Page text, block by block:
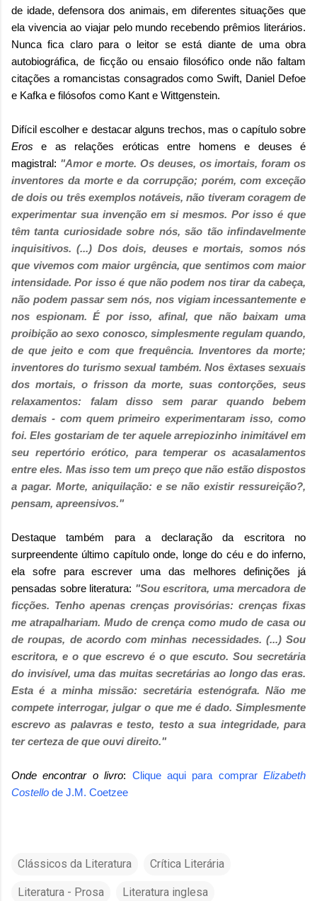
de idade, defensora dos animais, em diferentes situações que
ela vivencia ao viajar pelo mundo recebendo prêmios literários.
Nunca fica claro para o leitor se está diante de uma obra
autobiográfica, de ficção ou ensaio filosófico onde não faltam
citações a romancistas consagrados como Swift, Daniel Defoe
e Kafka e filósofos como Kant e Wittgenstein.
Difícil escolher e destacar alguns trechos, mas o capítulo sobre
Eros e as relações eróticas entre homens e deuses é
magistral: "Amor e morte. Os deuses, os imortais, foram os
inventores da morte e da corrupção; porém, com exceção
de dois ou três exemplos notáveis, não tiveram coragem de
experimentar sua invenção em si mesmos. Por isso é que
têm tanta curiosidade sobre nós, são tão infindavelmente
inquisitivos. (...) Dos dois, deuses e mortais, somos nós
que vivemos com maior urgência, que sentimos com maior
intensidade. Por isso é que não podem nos tirar da cabeça,
não podem passar sem nós, nos vigiam incessantemente e
nos espionam. É por isso, afinal, que não baixam uma
proibição ao sexo conosco, simplesmente regulam quando,
de que jeito e com que frequência. Inventores da morte;
inventores do turismo sexual também. Nos êxtases sexuais
dos mortais, o frisson da morte, suas contorções, seus
relaxamentos: falam disso sem parar quando bebem
demais - com quem primeiro experimentaram isso, como
foi. Eles gostariam de ter aquele arrepiozinho inimitável em
seu repertório erótico, para temperar os acasalamentos
entre eles. Mas isso tem um preço que não estão dispostos
a pagar. Morte, aniquilação: e se não existir ressureição?,
pensam, apreensivos."
Destaque também para a declaração da escritora no
surpreendente último capítulo onde, longe do céu e do inferno,
ela sofre para escrever uma das melhores definições já
pensadas sobre literatura: "Sou escritora, uma mercadora de
ficções. Tenho apenas crenças provisórias: crenças fixas
me atrapalhariam. Mudo de crença como mudo de casa ou
de roupas, de acordo com minhas necessidades. (...) Sou
escritora, e o que escrevo é o que escuto. Sou secretária
do invisível, uma das muitas secretárias ao longo das eras.
Esta é a minha missão: secretária estenógrafa. Não me
compete interrogar, julgar o que me é dado. Simplesmente
escrevo as palavras e testo, testo a sua integridade, para
ter certeza de que ouvi direito."
Onde encontrar o livro: Clique aqui para comprar Elizabeth
Costello de J.M. Coetzee
Clássicos da Literatura Crítica Literária
Literatura - Prosa Literatura inglesa